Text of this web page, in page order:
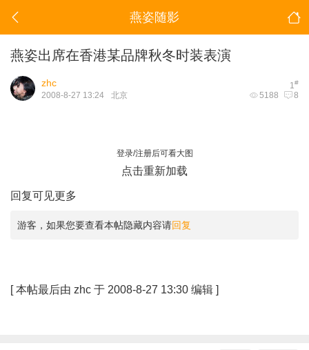
燕姿随影
燕姿出席在香港某品牌秋冬时装表演
1#
zhc
5188 8
2008-8-27 13:24 北京
登录/注册后可看大图
点击重新加载
回复可见更多
游客，如果您要查看本帖隐藏内容请回复
[本帖最后由 zhc 于 2008-8-27 13:30 编辑 ]